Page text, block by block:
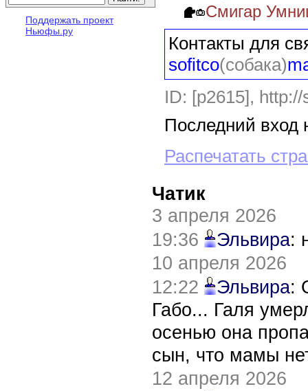
Поддержать проект
Ньюфы.ру
Смигар
Контакты для
sofitco(собака)
ID: [p2615],
Последний вход
Распечатать
Чатик
3 апреля 2026
19:36
Эльвира:
10 апреля 2026
12:22
Эльвира:
Габо... Галя
осенью она
сын, что мамы
12 апреля 2026